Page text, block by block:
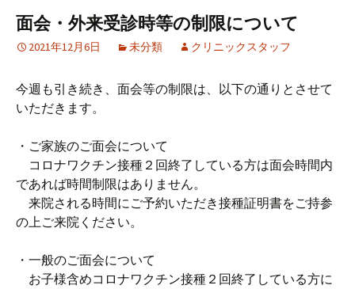
面会・外来受診時等の制限について
2021年12月6日 未分類 クリニックスタッフ
今週も引き続き、面会等の制限は、以下の通りとさせて
いただきます。
・ご家族のご面会について
コロナワクチン接種２回終了している方は面会時間内
であれば時間制限はありません。
来院される時間にご予約いただき接種証明書をご持参
の上ご来院ください。
・一般のご面会について
お子様含めコロナワクチン接種２回終了している方に